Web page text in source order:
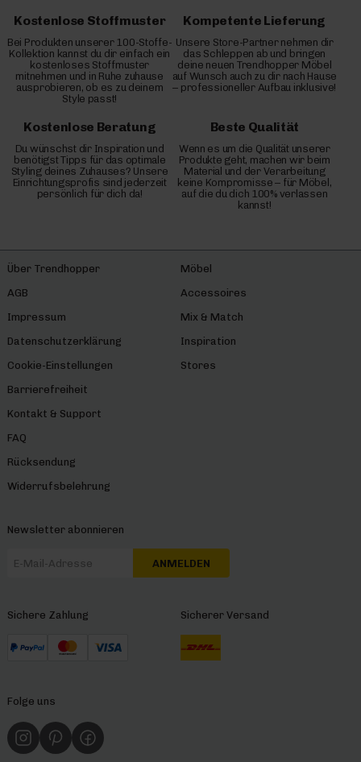
Kostenlose Stoffmuster
Bei Produkten unserer 100-Stoffe-
Kollektion kannst du dir einfach ein
kostenloses Stoffmuster
mitnehmen und in Ruhe zuhause
ausprobieren, ob es zu deinem
Style passt!
Kompetente Lieferung
Unsere Store-Partner nehmen dir
das Schleppen ab und bringen
deine neuen Trendhopper Möbel
auf Wunsch auch zu dir nach Hause
– professioneller Aufbau inklusive!
Kostenlose Beratung
Du wünschst dir Inspiration und
benötigst Tipps für das optimale
Styling deines Zuhauses? Unsere
Einrichtungsprofis sind jederzeit
persönlich für dich da!
Beste Qualität
Wenn es um die Qualität unserer
Produkte geht, machen wir beim
Material und der Verarbeitung
keine Kompromisse – für Möbel,
auf die du dich 100% verlassen
kannst!
Über Trendhopper
AGB
Impressum
Datenschutzerklärung
Cookie-Einstellungen
Barrierefreiheit
Kontakt & Support
FAQ
Rücksendung
Widerrufsbelehrung
Möbel
Accessoires
Mix & Match
Inspiration
Stores
Newsletter abonnieren
ANMELDEN
Sichere Zahlung Sicherer Versand
Folge uns